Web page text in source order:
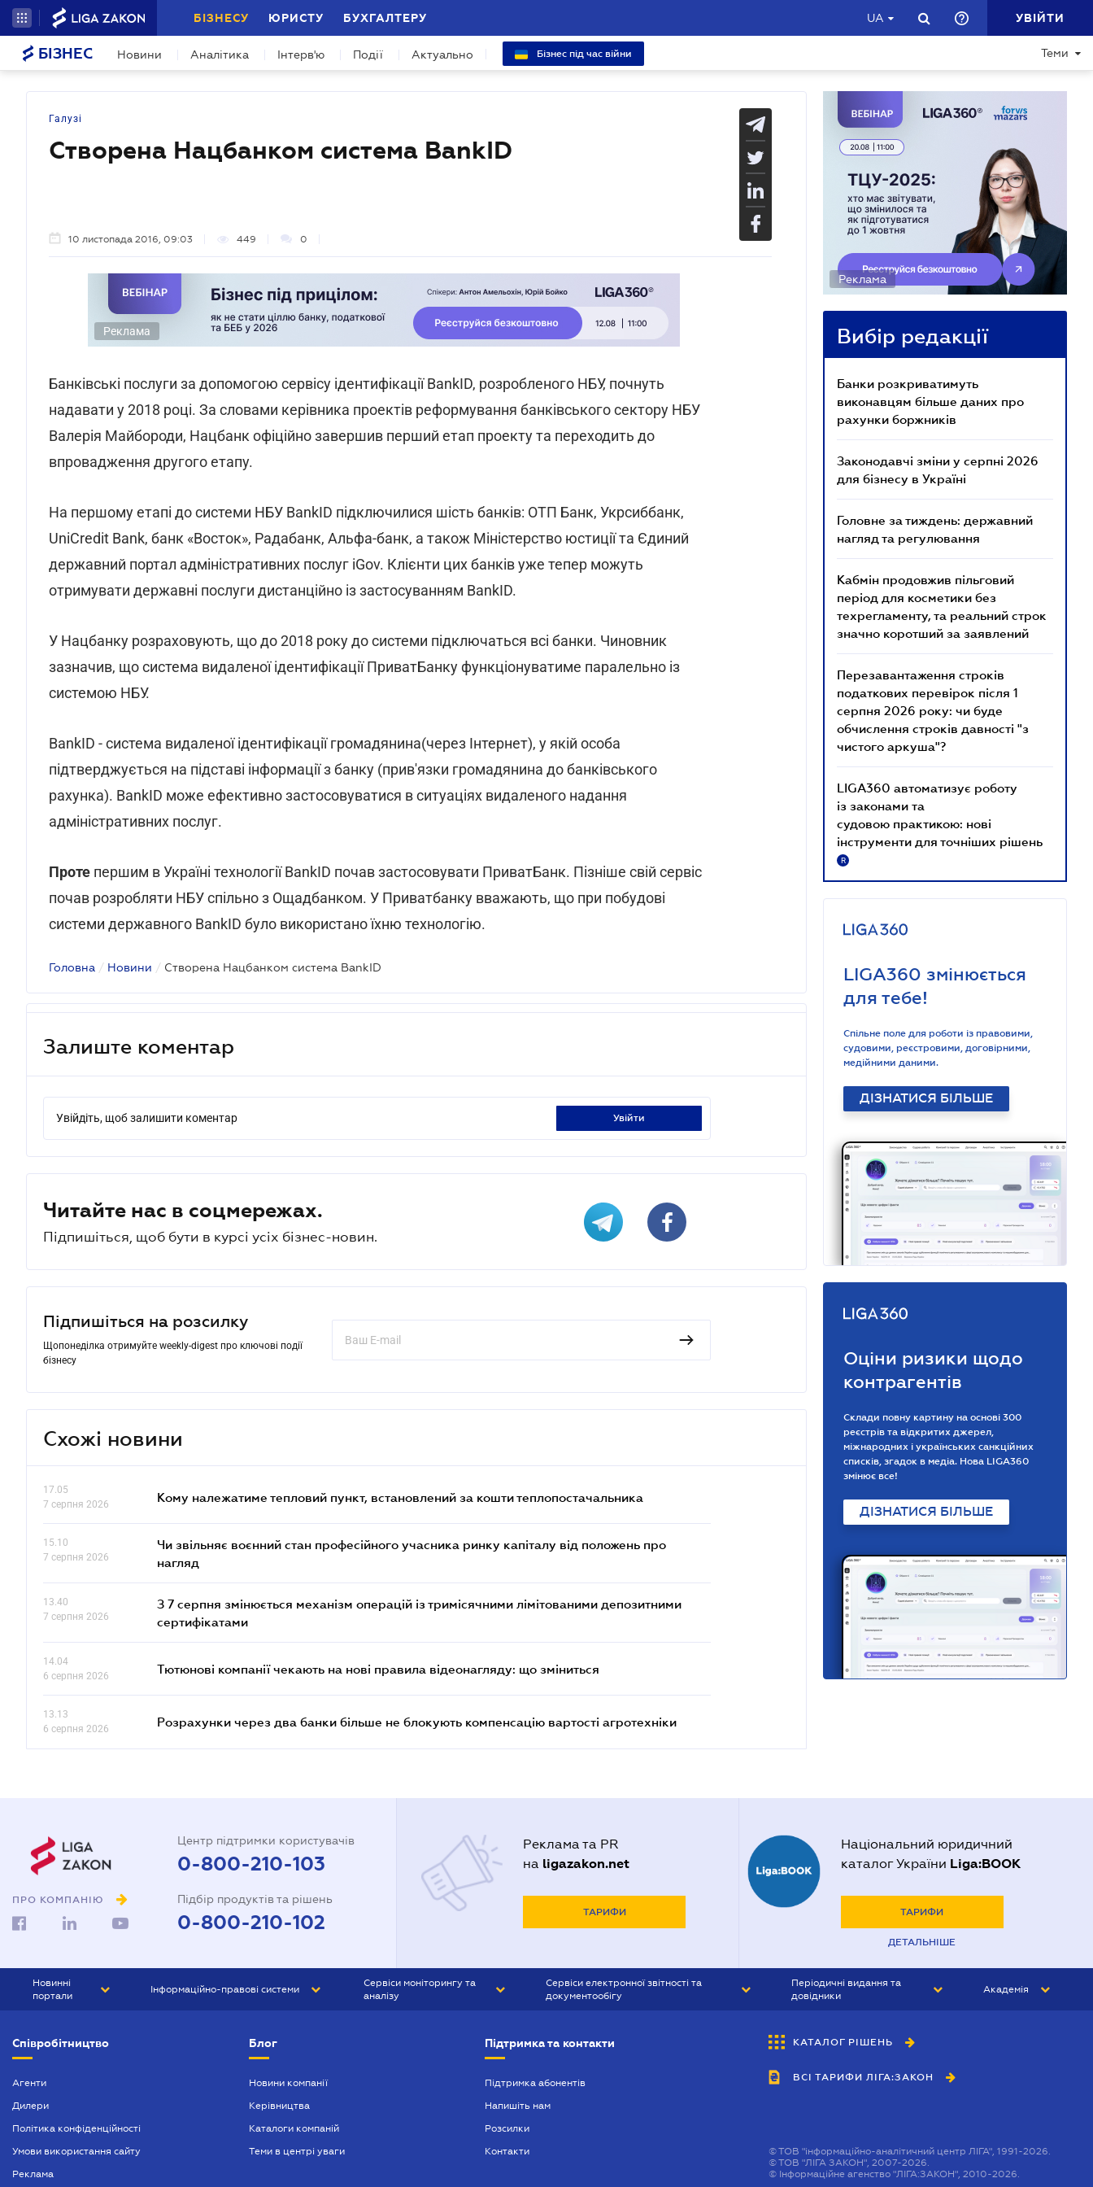
БІЗНЕСУ ЮРИСТУ БУХГАЛТЕРУ UA УВІЙТИ
БІЗНЕС Новини Аналітика Інтерв'ю Події Актуально Бізнес під час війни Теми
Галузі
Створена Нацбанком система BankID
10 листопада 2016, 09:03 449 0
Реклама
Банківські послуги за допомогою сервісу ідентифікації BankID, розробленого НБУ, почнуть
надавати у 2018 році. За словами керівника проектів реформування банківського сектору НБУ
Валерія Майбороди, Нацбанк офіційно завершив перший етап проекту та переходить до
впровадження другого етапу.
На першому етапі до системи НБУ BankID підключилися шість банків: ОТП Банк, Укрсиббанк,
UniCredit Bank, банк «Восток», Радабанк, Альфа-банк, а також Міністерство юстиції та Єдиний
державний портал адміністративних послуг iGov. Клієнти цих банків уже тепер можуть
отримувати державні послуги дистанційно із застосуванням BankID.
У Нацбанку розраховують, що до 2018 року до системи підключаться всі банки. Чиновник
зазначив, що система видаленої ідентифікації ПриватБанку функціонуватиме паралельно із
системою НБУ.
BankID - система видаленої ідентифікації громадянина(через Інтернет), у якій особа
підтверджується на підставі інформації з банку (прив'язки громадянина до банківського
рахунка). BankID може ефективно застосовуватися в ситуаціях видаленого надання
адміністративних послуг.
Проте першим в Україні технології BankID почав застосовувати ПриватБанк. Пізніше свій сервіс
почав розробляти НБУ спільно з Ощадбанком. У Приватбанку вважають, що при побудові
системи державного BankID було використано їхню технологію.
Головна / Новини / Створена Нацбанком система BankID
Залиште коментар
Увійдіть, щоб залишити коментар увійти
Читайте нас в соцмережах.
Підпишіться, щоб бути в курсі усіх бізнес-новин.
Підпишіться на розсилку
Щопонеділка отримуйте weekly-digest про ключові події
бізнесу
Схожі новини
17.05
7 серпня 2026
Кому належатиме тепловий пункт, встановлений за кошти теплопостачальника
15.10
7 серпня 2026
Чи звільняє воєнний стан професійного учасника ринку капіталу від положень про
нагляд
13.40
7 серпня 2026
З 7 серпня змінюється механізм операцій із тримісячними лімітованими депозитними
сертифікатами
14.04
6 серпня 2026
Тютюнові компанії чекають на нові правила відеонагляду: що зміниться
13.13
6 серпня 2026
Розрахунки через два банки більше не блокують компенсацію вартості агротехніки
Реклама
Вибір редакції
Банки розкриватимуть
виконавцям більше даних про
рахунки боржників
Законодавчі зміни у серпні 2026
для бізнесу в Україні
Головне за тиждень: державний
нагляд та регулювання
Кабмін продовжив пільговий
період для косметики без
техрегламенту, та реальний строк
значно коротший за заявлений
Перезавантаження строків
податкових перевірок після 1
серпня 2026 року: чи буде
обчислення строків давності "з
чистого аркуша"?
LIGA360 автоматизує роботу
із законами та
судовою практикою: нові
інструменти для точніших рішень
R
LIGA360 змінюється
для тебе!
Спільне поле для роботи із правовими,
судовими, реєстровими, договірними,
медійними даними.
ДІЗНАТИСЯ БІЛЬШЕ
Оціни ризики щодо
контрагентів
Склади повну картину на основі 300
реєстрів та відкритих джерел,
міжнародних і українських санкційних
списків, згадок в медіа. Нова LIGA360
змінює все!
ДІЗНАТИСЯ БІЛЬШЕ
ПРО КОМПАНІЮ
Центр підтримки користувачів
0-800-210-103
Підбір продуктів та рішень
0-800-210-102
Реклама та PR
на ligazakon.net
ТАРИФИ
Національний юридичний
каталог України Liga:BOOK
ТАРИФИ
ДЕТАЛЬНІШЕ
Новинні
портали
БІЗНЕС
Інформаційно-правові системи
БУХГАЛТЕР ПРОФ
Сервіси моніторингу та
аналізу
Сервіси електронної звітності та
документообігу
Періодичні видання та
довідники
БУХГАЛТЕР&ЗАКОН
ВІСНИК МСФЗ
Академія
Співробітництво
Агенти
Дилери
Політика конфіденційності
Умови використання сайту
Реклама
Блог
Новини компанії
Керівництва
Каталоги компаній
Теми в центрі уваги
Підтримка та контакти
Підтримка абонентів
Напишіть нам
Розсилки
Контакти
КАТАЛОГ РІШЕНЬ
ВСІ ТАРИФИ ЛІГА:ЗАКОН
©ТОВ "інформаційно-аналітичний центр ЛІГА", 1991-2026.
©ТОВ "ЛІГА ЗАКОН", 2007-2026.
© Інформаційне агенство "ЛІГА:ЗАКОН", 2010-2026.